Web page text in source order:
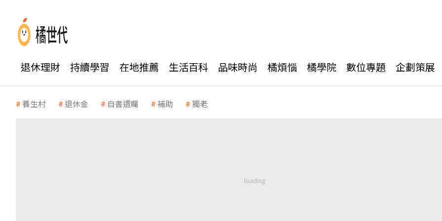
退休理財 持續學習 在地推薦 生活百科 品味時尚 橘煩惱 橘學院 數位專題 企劃策展
養生村 退休金 自書遺囑 補助 獨老